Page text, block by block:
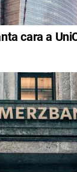
cara a